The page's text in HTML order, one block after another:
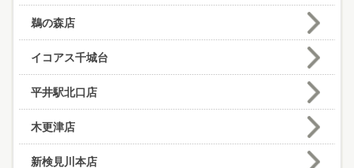
鵜の森店
イコアス千城台
平井駅北口店
木更津店
新検見川本店